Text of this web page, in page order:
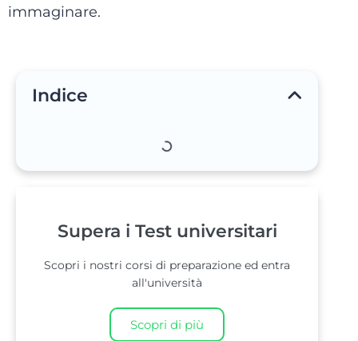
immaginare.
Indice
Supera i Test universitari
Scopri i nostri corsi di preparazione ed entra
all'università
Scopri di più